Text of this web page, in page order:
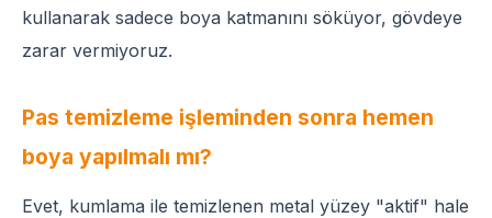
kullanarak sadece boya katmanını söküyor, gövdeye
zarar vermiyoruz.
Pas temizleme işleminden sonra hemen
boya yapılmalı mı?
Evet, kumlama ile temizlenen metal yüzey "aktif" hale